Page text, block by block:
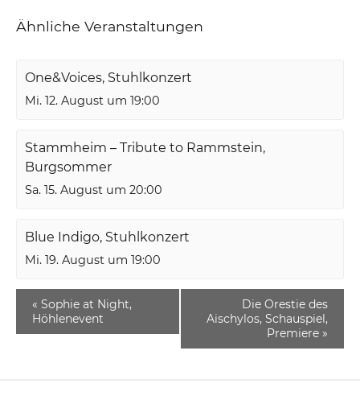
Ähnliche Veranstaltungen
One&Voices, Stuhlkonzert
Mi. 12. August um 19:00
Stammheim – Tribute to Rammstein,
Burgsommer
Sa. 15. August um 20:00
Blue Indigo, Stuhlkonzert
Mi. 19. August um 19:00
« Sophie at Night,
Höhlenevent
Die Orestie des
Aischylos, Schauspiel,
Premiere »